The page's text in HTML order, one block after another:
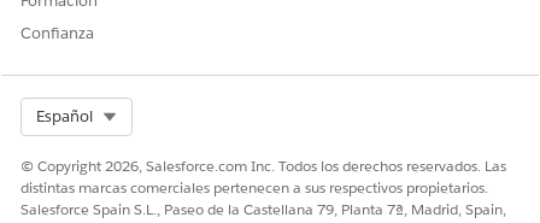
Confianza
Español
© Copyright 2026, Salesforce.com Inc. Todos los derechos reservados. Las
distintas marcas comerciales pertenecen a sus respectivos propietarios.
Salesforce Spain S.L., Paseo de la Castellana 79, Planta 7ª, Madrid, Spain,